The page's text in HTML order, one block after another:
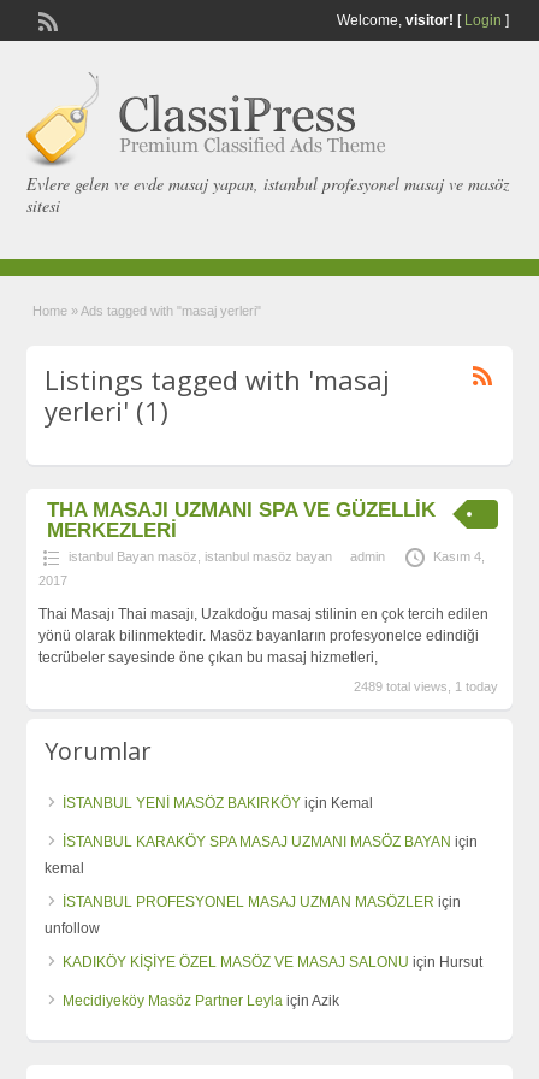
Welcome, visitor! [ Login ]
Evlere gelen ve evde masaj yapan, istanbul profesyonel masaj ve masöz
sitesi
Home » Ads tagged with "masaj yerleri"
Listings tagged with 'masaj
yerleri' (1)
THA MASAJI UZMANI SPA VE GÜZELLİK
MERKEZLERİ
istanbul Bayan masöz istanbul masöz bayan admin
Kasım 4,
2017
Thai Masajı Thai masajı, Uzakdoğu masaj stilinin en çok tercih edilen
yönü olarak bilinmektedir. Masöz bayanların profesyonelce edindiği
tecrübeler sayesinde öne çıkan bu masaj hizmetleri,
2489 total views, 1 today
Yorumlar
İSTANBUL YENİ MASÖZ BAKIRKÖY için Kemal
İSTANBUL KARAKÖY SPA MASAJ UZMANI MASÖZ BAYAN için
kemal
İSTANBUL PROFESYONEL MASAJ UZMAN MASÖZLER için
unfollow
KADIKÖY KİŞİYE ÖZEL MASÖZ VE MASAJ SALONU için Hursut
Mecidiyeköy Masöz Partner Leyla içinAzik